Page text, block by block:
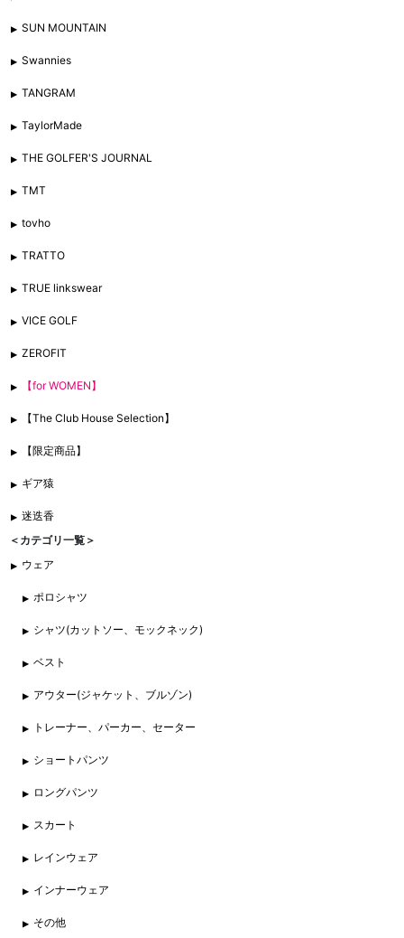
SUN MOUNTAIN
Swannies
TANGRAM
TaylorMade
THE GOLFER'S JOURNAL
TMT
tovho
TRATTO
TRUE linkswear
VICE GOLF
ZEROFIT
【for WOMEN】
【The Club House Selection】
【限定商品】
ギア猿
迷迭香
＜カテゴリ一覧＞
ウェア
ポロシャツ
シャツ(カットソー、モックネック)
ベスト
アウター(ジャケット、ブルゾン)
トレーナー、パーカー、セーター
ショートパンツ
ロングパンツ
スカート
レインウェア
インナーウェア
その他